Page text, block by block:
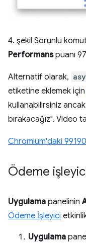
4. şekil Sorunlu
Performanspuanı
Alternatif olarak,
etiketine eklemek için
kullanabilirsiniz
bırakacağız". Video
Chromium'daki
Ödeme
Uygulama panelinin
Ödeme İşleyici
Uygulama